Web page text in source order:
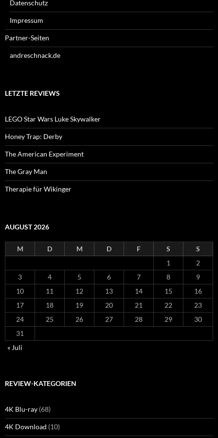
Datenschutz
Impressum
Partner-Seiten
andreschnack.de
LETZTE REVIEWS
LEGO Star Wars Luke Skywalker
Honey Trap: Derby
The American Experiment
The Gray Man
Therapie für Wikinger
AUGUST 2026
M D M D F S
S
1
2
3
4 5 6 7 8
9
10
11 12 13 14 15
16
17
18 19 20 21 22
23
24
25 26 27 28 29
30
31
« Juli
REVIEW-KATEGORIEN
4K Blu-ray (68)
4K Download (10)